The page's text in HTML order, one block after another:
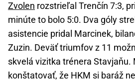
Zvolen rozstrieľal Trenčín 7:3,
minúte to bolo 5:0. Dva góly
asistencie pridal Marcinek,
Zuzin. Deväť triumfov z 11
skvelá vizitka trénera Stavjaňu.
konštatovať, že HKM si baráž